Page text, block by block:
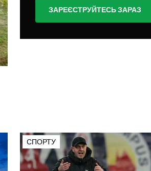
ЗАРЕЄСТРУЙТЕСЬ ЗАРАЗ
СПОРТУ